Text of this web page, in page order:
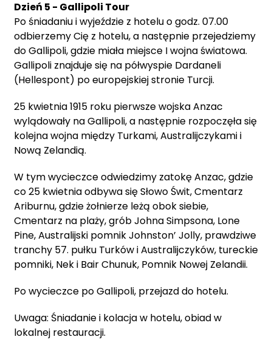
Dzień 5 - Gallipoli Tour
Po śniadaniu i wyjeździe z hotelu o godz. 07.00
odbierzemy Cię z hotelu, a następnie przejedziemy
do Gallipoli, gdzie miała miejsce I wojna światowa.
Gallipoli znajduje się na półwyspie Dardaneli
(Hellespont) po europejskiej stronie Turcji.
25 kwietnia 1915 roku pierwsze wojska Anzac
wylądowały na Gallipoli, a następnie rozpoczęła się
kolejna wojna między Turkami, Australijczykami i
Nową Zelandią.
W tym wycieczce odwiedzimy zatokę Anzac, gdzie
co 25 kwietnia odbywa się Słowo Świt, Cmentarz
Ariburnu, gdzie żołnierze leżą obok siebie,
Cmentarz na plaży, grób Johna Simpsona, Lone
Pine, Australijski pomnik Johnston’ Jolly, prawdziwe
tranchy 57. pułku Turków i Australijczyków, tureckie
pomniki, Nek i Bair Chunuk, Pomnik Nowej Zelandii.
Po wycieczce po Gallipoli, przejazd do hotelu.
Uwaga: Śniadanie i kolacja w hotelu, obiad w
lokalnej restauracji.